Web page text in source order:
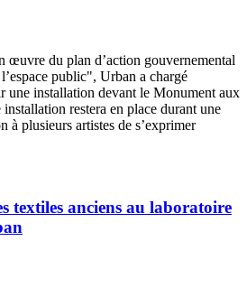
œuvre du plan d’action gouvernemental
public", Urban a chargé
une installation devant le Monument aux
restera en place durant une
à plusieurs artistes de s’exprimer
textiles anciens au laboratoire